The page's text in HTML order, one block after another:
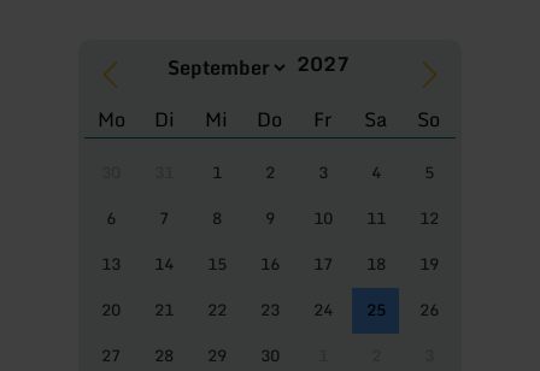
Mo Di Mi Do Fr Sa So
1 2 3 4
5
6
7 8 9 10 11
12
13
14 15 16 17 18
19
20
21 22 23 24 25
26
27
28 29 30